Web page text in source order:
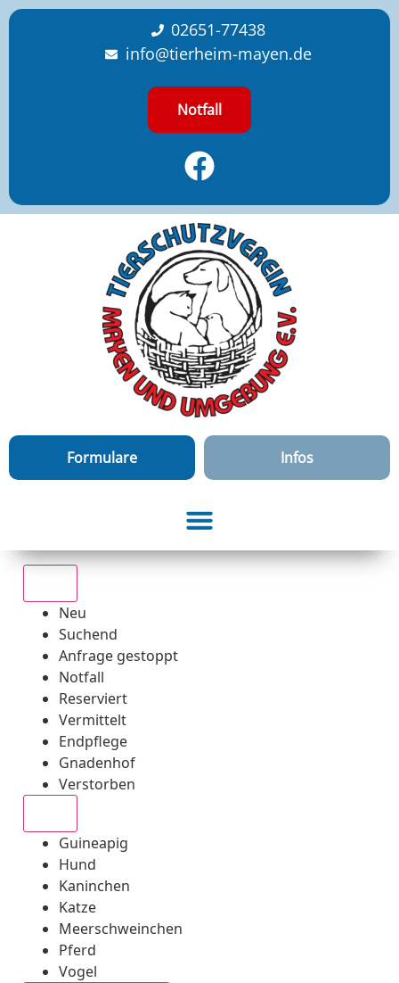
content
02651-77438
info@tierheim-mayen.de
Notfall
Formulare Infos
Neu
Suchend
Anfrage gestoppt
Notfall
Reserviert
Vermittelt
Endpflege
Gnadenhof
Verstorben
Guineapig
Hund
Kaninchen
Katze
Meerschweinchen
Pferd
Vogel